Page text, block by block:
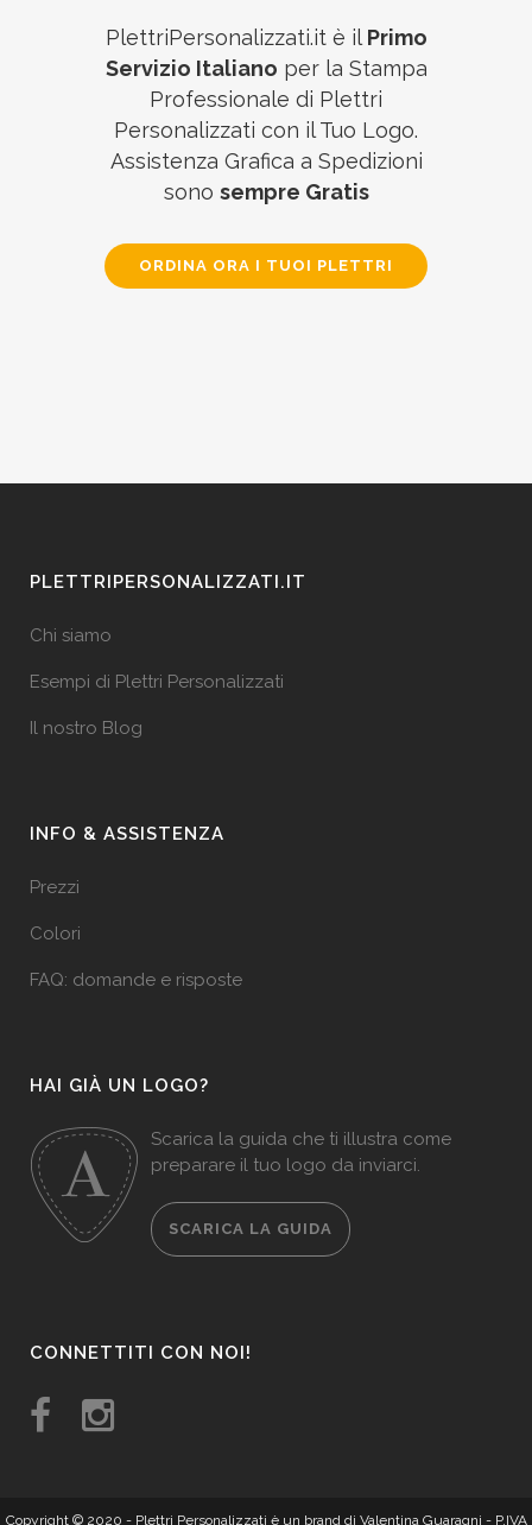
PlettriPersonalizzati.it è il Primo
Servizio Italiano per la Stampa
Professionale di Plettri
Personalizzati con il Tuo Logo.
Assistenza Grafica a Spedizioni
sono sempre Gratis
ORDINA ORA I TUOI PLETTRI
PLETTRIPERSONALIZZATI.IT
Chi siamo
Esempi di Plettri Personalizzati
Il nostro Blog
INFO & ASSISTENZA
Prezzi
Colori
FAQ: domande e risposte
HAI GIÀ UN LOGO?
Scarica la guida che ti illustra come
preparare il tuo logo da inviarci.
SCARICA LA GUIDA
CONNETTITI CON NOI!
Copyright © 2020 - Plettri Personalizzati è un brand di Valentina Guaragni - P.IVA